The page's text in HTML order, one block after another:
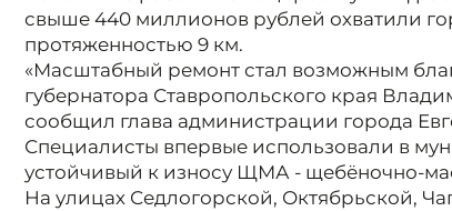
свыше 440 миллионов рублей охватили
протяженностью 9 км.
«Масштабный ремонт стал возможным
губернатора Ставропольского края
сообщил глава администрации города
Специалисты впервые использовали в
устойчивый к износу ЩМА - щебёночно-
На улицах Седлогорской, Октябрьской,